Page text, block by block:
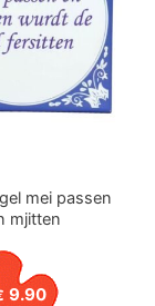
mei passen
mjitten
9.90